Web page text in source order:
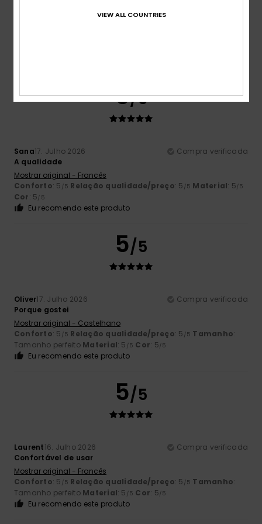
5/5
Sana17. Julho 2026
Compra verificada
A qualidade
Mostrar original - Francês
Conforto: 5 /5 Relação qualidade/preço: 5 /5 Material: 5/5
Cor: 5/5
Eu recomendo este produto
5/5
Oliver17. Julho 2026
Compra verificada
Porque gostei
Mostrar original - Castelhano
Conforto: 5 /5 Relação qualidade/preço: 5 /5 Tamanho:
Tamanho perfeito Material: 5 /5 Cor: 5/5
Eu recomendo este produto
5/5
Laurent16. Julho 2026
Compra verificada
Confortável de usar
Mostrar original - Francês
Conforto: 5 /5 Relação qualidade/preço: 5 /5 Tamanho:
Tamanho perfeito Material: 5 /5 Cor: 5/5
Eu recomendo este produto
VIEW ALL COUNTRIES